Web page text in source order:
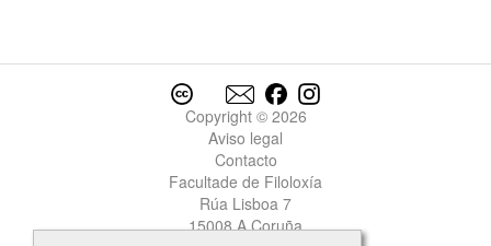
Copyright © 2026
Aviso legal
Contacto
Facultade de Filoloxía
Rúa Lisboa 7
15008 A Coruña